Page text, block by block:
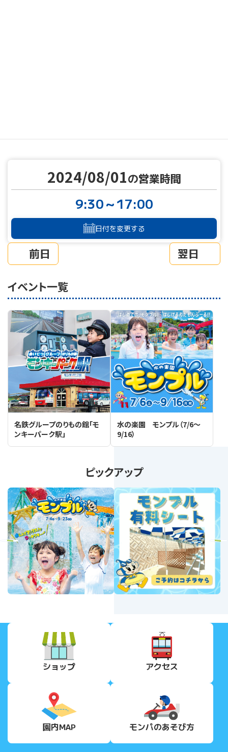
前日
2024/08/01の営業時間
9:30～17:00
日付を変更する
翌日
イベント一覧
名鉄グループのりもの館「モ
ンキーパーク駅」
水の楽園 モンプル（7/6～
9/16）
ピックアップ
Next
ショップ アクセス
園内MAP モンパのあそび方